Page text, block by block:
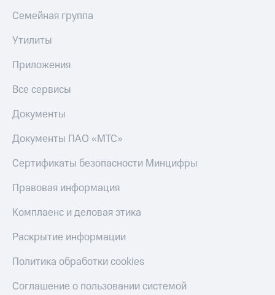
Семейная группа
Утилиты
Приложения
Все сервисы
Документы
Документы ПАО «МТС»
Сертификаты безопасности Минцифры
Правовая информация
Комплаенс и деловая этика
Раскрытие информации
Политика обработки cookies
Соглашение о пользовании системой